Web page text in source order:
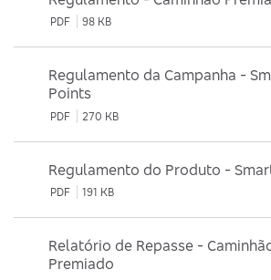
PDF 98 KB
Regulamento da Campanha -
Points
PDF 270 KB
Regulamento do Produto -
PDF 191 KB
Relatório de Repasse -
Premiado